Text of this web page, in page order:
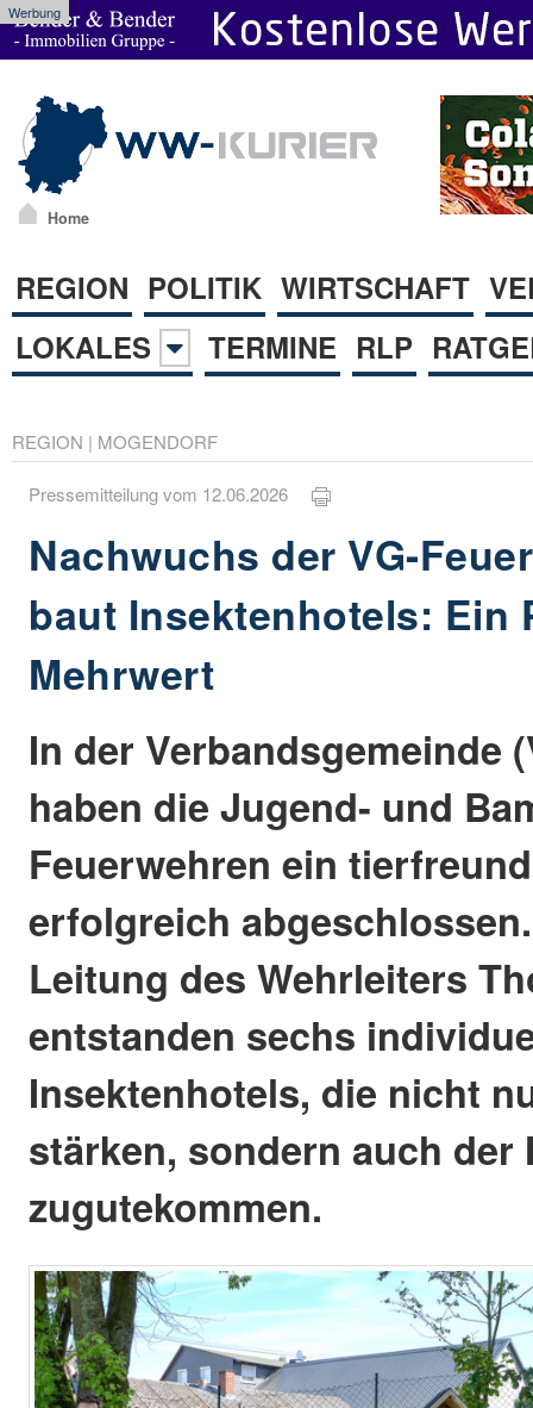
Werbung
Home
REGION POLITIK WIRTSCHAFT
LOKALES
TERMINE RLP
REGION | MOGENDORF
Pressemitteilung vom 12.06.2026
Nachwuchs der VG-
baut Insektenhotels: Ein
Mehrwert
In der Verbandsgemeinde
haben die Jugend- und
Feuerwehren ein
erfolgreich
Leitung des Wehrleiters
entstanden sechs
Insektenhotels, die nicht
stärken, sondern auch der
zugutekommen.